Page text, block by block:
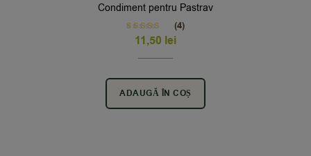
Condiment pentru Pastrav
Rated5.00
out of 5
(4)
11,50 lei
ADAUGĂ ÎN COȘ